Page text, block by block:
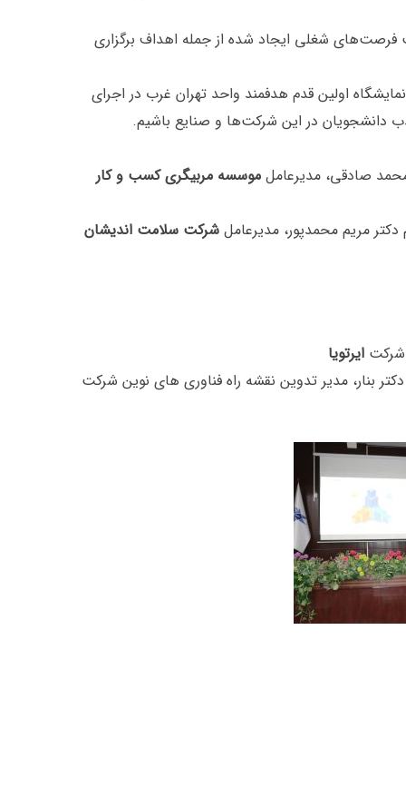
فرصت‌های شغلی ایجاد شده از جمله اهداف برگزاری
اولین قدم هدفمند واحد تهران غرب در اجرای
دانشجویان در این شرکت‌ها و صنایع باشیم.
صادقی، مدیرعامل موسسه مربیگری کسب و کار
مریم محمدپور، مدیرعامل شرکت سلامت اندیشان
شرکت ایرتویا
بنار، مدیر تدوین نقشه راه فناوری های نوین شرکت